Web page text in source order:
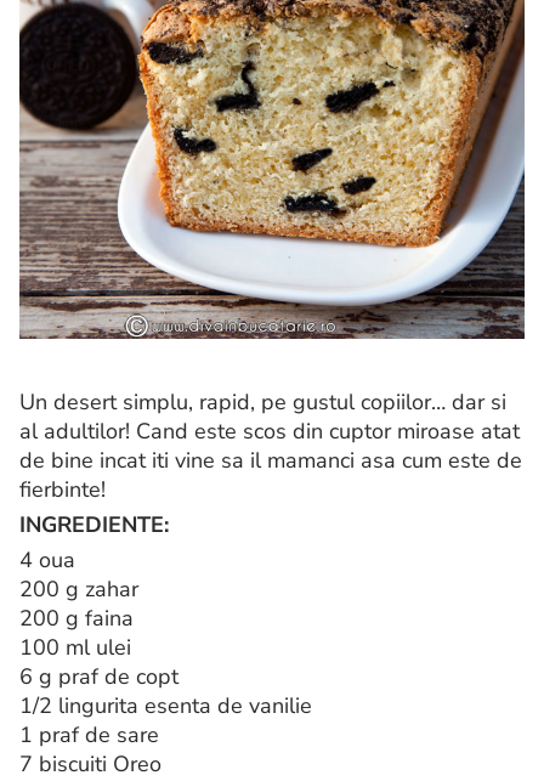
Un desert simplu, rapid, pe gustul copiilor… dar si
al adultilor! Cand este scos din cuptor miroase atat
de bine incat iti vine sa il mamanci asa cum este de
fierbinte!
INGREDIENTE:
4 oua
200 g zahar
200 g faina
100 ml ulei
6 g praf de copt
1/2 lingurita esenta de vanilie
1 praf de sare
7 biscuiti Oreo